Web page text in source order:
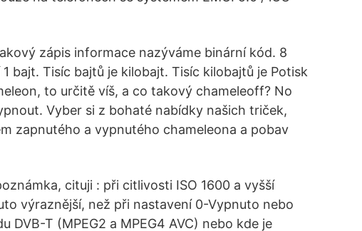
zápis informace nazýváme binární kód. 8
bajt. Tisíc bajtů je kilobajt. Tisíc kilobajtů je Potisk
to určitě víš, a co takový chameleoff? No
Vyber si z bohaté nabídky našich triček,
zapnutého a vypnutého chameleona a pobav
cituji : při citlivosti ISO 1600 a vyšší
výraznější, než při nastavení 0-Vypnuto nebo
DVB-T (MPEG2 a MPEG4 AVC) nebo kde je